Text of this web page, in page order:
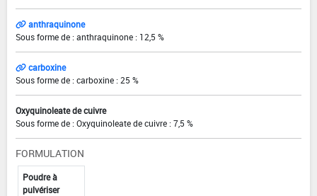
anthraquinone
Sous forme de : anthraquinone : 12,5 %
carboxine
Sous forme de : carboxine : 25 %
Oxyquinoleate de cuivre
Sous forme de : Oxyquinoleate de cuivre : 7,5 %
FORMULATION
Poudre à
pulvériser